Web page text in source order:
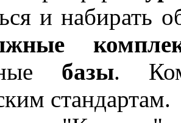
и набирать
базы.
стандартам.